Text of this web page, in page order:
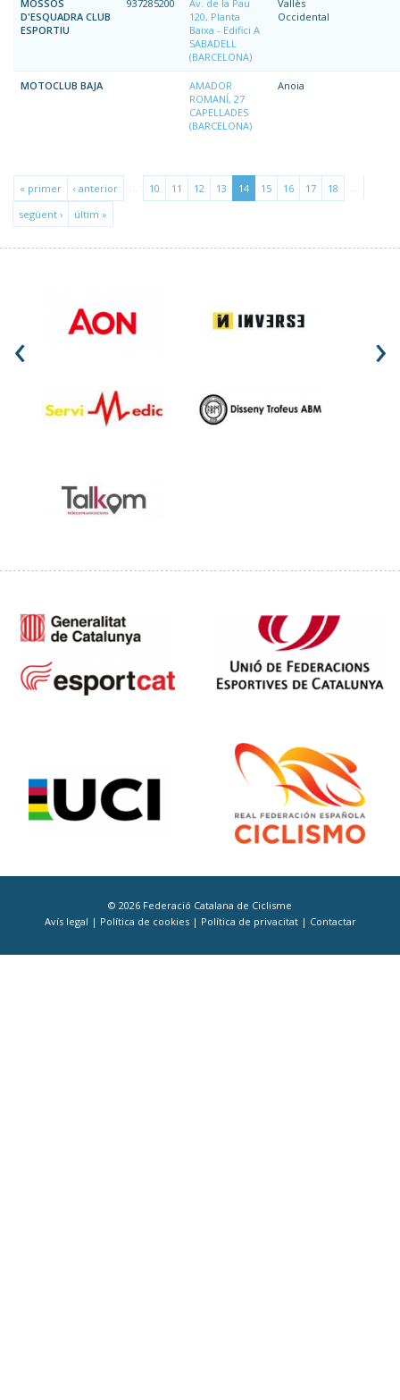
MOSSOS
D'ESQUADRA CLUB
ESPORTIU
937285200
Av. de la Pau
120, Planta
Baixa - Edifici A
SABADELL
(BARCELONA)
Vallès
Occidental
MOTOCLUB BAJA
AMADOR
ROMANÍ, 27
CAPELLADES
(BARCELONA)
Anoia
« primer ‹ anterior 10 11 12 13 14 15 16 17 18
següent ›
últim »
‹ ›
© 2026 Federació Catalana de Ciclisme
Avís legal | Política de cookies | Política de privacitat | Contactar